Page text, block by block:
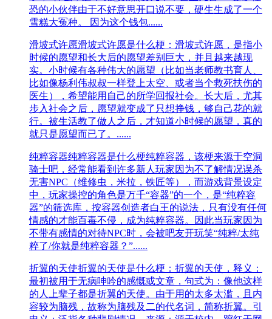
恐的小伙伴由于不好意思开口说不要，硬生生成了一个
雪糕大冤种。 因为这个钱包......
滑坡式许愿滑坡式许愿是什么梗：滑坡式许愿，是指小
时候的愿望和长大后的愿望差别巨大，并且越来越现
实。小时候有各种伟大的愿望（比如当老师教书育人、
比如像杨利伟叔叔一样登上太空、或者当个救死扶伤的
医生），希望能用自己的所学回报社会。长大后，尤其
步入社会之后，愿望就变成了只想挣钱，够自己花的就
行。被生活教了做人之后，才知道小时候的愿望，真的
就只是愿望而已了。......
纯粹容器纯粹容器是什么梗纯粹容器，该梗来源于空洞
骑士吧，经常能看到许多新人玩家因为不了解情况误杀
无害NPC（维修虫，米拉，铁匠等），而游戏背景设定
中，玩家操控的‌‌‌‌‌‌‌‌‌‌‌‌‌‌角色是万千“容器”的一个，是“纯粹容
器”的筛选库，按容器创造者白王的说法，只有没有任何
情感的才能百毒不侵，成为纯粹容器。因此当玩家因为
不带有感情的对待NPC时，会被吧友开玩笑“纯粹/太纯
粹了/你就是纯粹容器？”......
折翼的天使折翼的天使是什么梗：折翼的天使，释义：
最初被用于无病呻吟的感慨或文章，句式为：像他这样
的人上辈子都是折翼的天使。由于用的太多太滥，且内
容较为脑残，故称为脑残及二的代名词，简称折翼。引